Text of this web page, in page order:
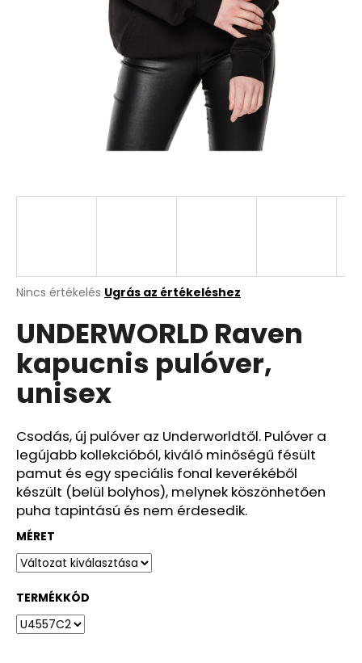
A
átlagos
értékelése
5-
ből
0,0
csillag.
Nincs értékelés Ugrás az értékeléshez
UNDERWORLD Raven
kapucnis pulóver,
unisex
Csodás, új pulóver az Underworldtől. Pulóver a
legújabb kollekcióból, kiváló minőségű fésült
pamut és egy speciális fonal keverékéből
készült (belül bolyhos), melynek köszönhetően
puha tapintású és nem érdesedik.
MÉRET
TERMÉKKÓD